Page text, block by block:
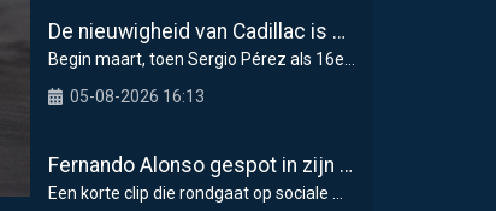
De nieuwigheid van Cadillac is eraf, maar dat is juist een compliment
05-08-2026 16:13
Fernando Alonso gespot in zijn Lamborghini-hypercar van 5,9 miljoen dollar in Monaco